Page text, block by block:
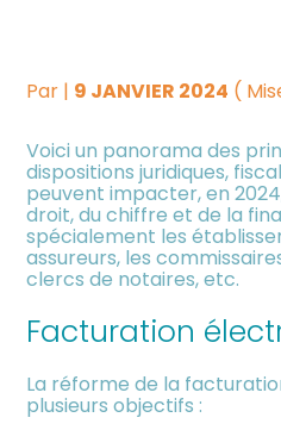
Être prêt pour la
électronique
Investir dans la location
meublée
Par | 9 JANVIER 2024 (
Voici un panorama des
dispositions juridiques,
peuvent impacter, en
droit, du chiffre et de la
spécialement les
assureurs, les
clercs de notaires, etc.
Facturation
La réforme de la
plusieurs objectifs :